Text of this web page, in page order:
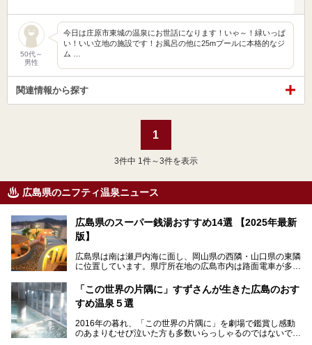
50代～
男性
今日は庄原市東城の温泉にお世話になります！いゃ～！緑いっぱ
い！いい立地の施設です！お風呂の他に25mプールに本格的なジ
ム …
関連情報から探す
1
3件中 1件～3件を表示
広島県のニフティ温泉ニュース
広島県のスーパー銭湯おすすめ14選 【2025年最新
版】
広島県は南は瀬戸内海に面し、岡山県の西隣・山口県の東隣
に位置しています。県庁所在地の広島市内は路面電車が多数
厳島神社と原爆ドームの2つの世界文化遺産があり、年間を
通して多数の観光客が訪れます。工業都市として栄えた呉市
や、坂の町・尾道市など、ゆっくり訪れたい町や観光スポッ
モン、全国にファンが多い広島風お好み焼きなどのグルメも
充実。
「この世界の片隅に」すずさんが生きた広島のおす
すめ温泉５選
2016年の暮れ、「この世界の片隅に」を劇場で鑑賞し感動
のあまりむせび泣いた方も多数いらっしゃるのではないでし